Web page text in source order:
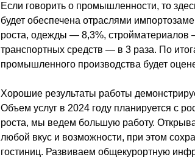
Если говорить о промышленности, то
будет обеспечена отраслями
роста, одежды — 8,3%, стройматериалов
транспортных средств — в 3 раза. По
промышленного производства будет
Хорошие результаты работы
Объем услуг в 2024 году планируется с
роста, мы ведем большую работу.
любой вкус и возможности, при этом
гостиниц. Развиваем общекурортную